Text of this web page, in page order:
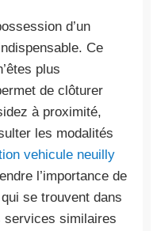
d’un
Ce
plus
de clôturer
à proximité,
les modalités
vehicule neuilly
l’importance de
se trouvent dans
services similaires